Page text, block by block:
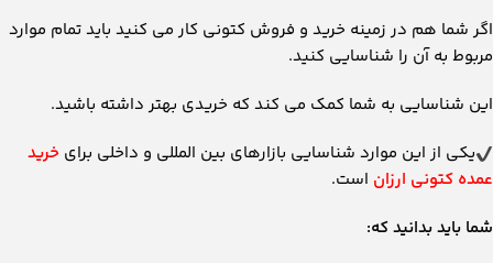
اگر شما هم در زمینه خرید و فروش کتونی کار می کنید باید تمام موارد
مربوط به آن را شناسایی کنید.
این شناسایی به شما کمک می کند که خریدی بهتر داشته باشید.
یکی از این موارد شناسایی بازارهای بین المللی و داخلی برای خرید
عمده کتونی ارزان است.
شما باید بدانید که: